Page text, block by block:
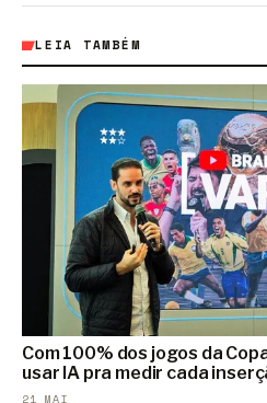
LEIA TAMBÉM
Com 100% dos jogos da
usar IA pra medir cada
21 MAI